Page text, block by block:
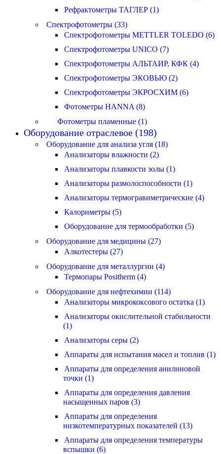
Рефрактометры ТАГЛЕР (1)
Спектрофотометры (33)
Спектрофотометры METTLER TOLEDO (6)
Спектрофотометры UNICO (7)
Спектрофотометры АЛЬТАИР, КФК (4)
Спектрофотометры ЭКОВЬЮ (2)
Спектрофотометры ЭКРОСХИМ (6)
Фотометры HANNA (8)
Фотометры пламенные (1)
Оборудование отраслевое (198)
Оборудование для анализа угля (18)
Анализаторы влажности (2)
Анализаторы плавкости золы (1)
Анализаторы размолоспособности (1)
Анализаторы термогравиметрические (4)
Калориметры (5)
Оборудование для термообработки (5)
Оборудование для медицины (27)
Алкотестеры (27)
Оборудование для металлургии (4)
Термопары Positherm (4)
Оборудование для нефтехимии (114)
Анализаторы микрококсового остатка (1)
Анализаторы окислительной стабильности
(1)
Анализаторы серы (2)
Аппараты для испытания масел и топлив (1)
Аппараты для определения анилиновой
точки (1)
Аппараты для определения давления
насыщенных паров (3)
Аппараты для определения
низкотемпературных показателей (13)
Аппараты для определения температуры
вспышки (6)